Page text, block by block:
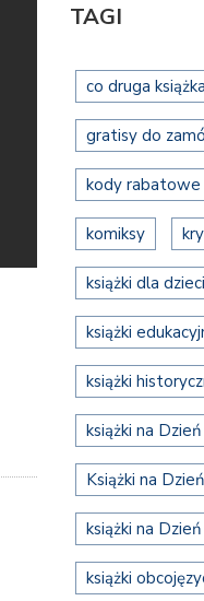
TAGI
co druga
gratisy do
kody rabatowe
komiksy
książki dla dzieci
książki
książki
książki na
Książki na
książki na
książki